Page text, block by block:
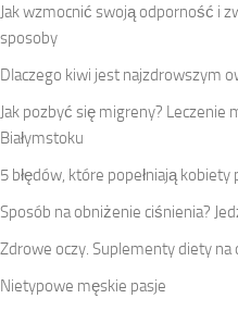
Jak wzmocnić swoją odporność i
sposoby
Dlaczego kiwi jest najzdrowszym
Jak pozbyć się migreny?
Białymstoku
5 błędów, które popełniają
Sposób na obniżenie ciśnienia?
Zdrowe oczy. Suplementy diety
Nietypowe męskie pasje